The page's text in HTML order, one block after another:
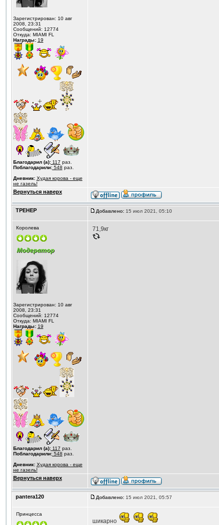
Зарегистрирован: 10 авг
2008, 23:31
Сообщений: 12774
Откуда: MIAMI FL
Награды: 19
Благодарил (а):117 раз.
Поблагодарили:548 раз.
Дневник: Худая корова - еще
не газель!
Вернуться наверх
ТРЕНЕР Добавлено:15 июл 2021, 05:10
Королева
Зарегистрирован: 10 авг
2008, 23:31
Сообщений: 12774
Откуда: MIAMI FL
Награды: 19
Благодарил (а):117 раз.
Поблагодарили:548 раз.
Дневник: Худая корова - еще
не газель!
71,9кг
Вернуться наверх
pantera120 Добавлено:15 июл 2021, 05:57
Принцесса
шикарно